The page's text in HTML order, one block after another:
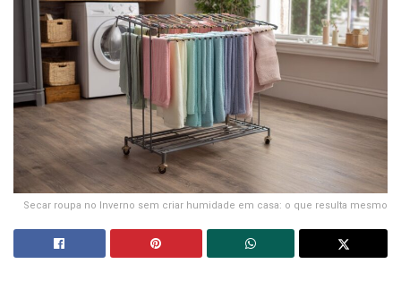
Secar roupa no Inverno sem criar humidade em casa: o que resulta mesmo